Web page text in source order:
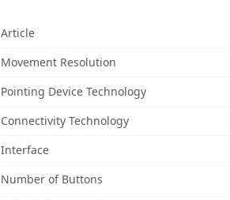
Article
Movement Resolution
Pointing Device Technology
Connectivity Technology
Interface
Number of Buttons